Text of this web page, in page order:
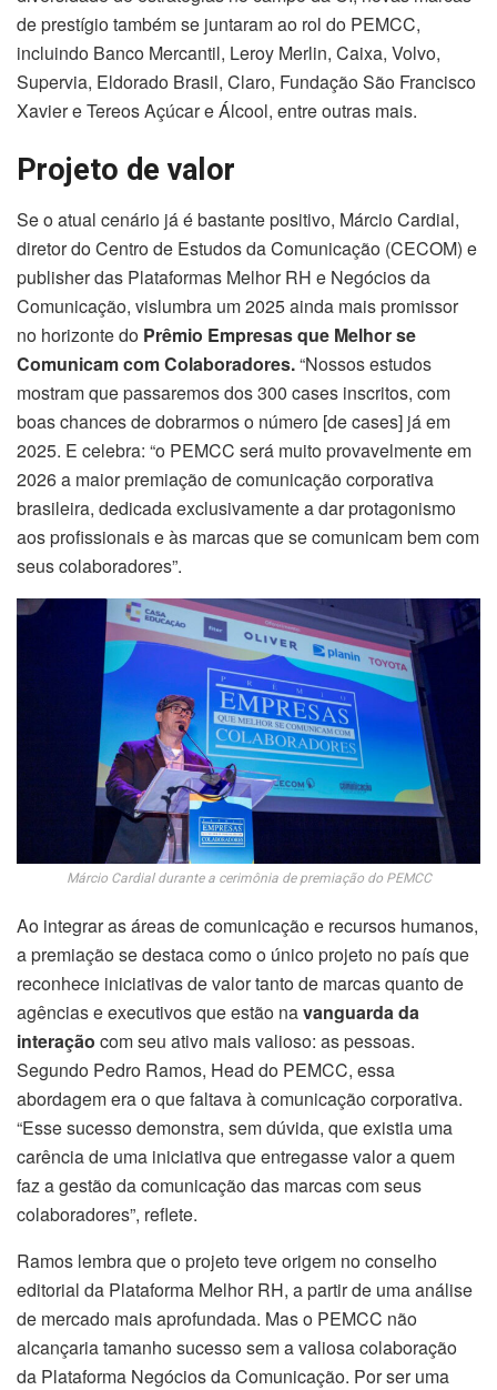
de prestígio também se juntaram ao rol do PEMCC,
incluindo Banco Mercantil, Leroy Merlin, Caixa, Volvo,
Supervia, Eldorado Brasil, Claro, Fundação São Francisco
Xavier e Tereos Açúcar e Álcool, entre outras mais.
Projeto de valor
Se o atual cenário já é bastante positivo, Márcio Cardial,
diretor do Centro de Estudos da Comunicação (CECOM) e
publisher das Plataformas Melhor RH e Negócios da
Comunicação, vislumbra um 2025 ainda mais promissor
no horizonte do Prêmio Empresas que Melhor se
Comunicam com Colaboradores.“Nossos estudos
mostram que passaremos dos 300 cases inscritos, com
boas chances de dobrarmos o número [de cases] já em
2025. E celebra: “o PEMCC será muito provavelmente em
2026 a maior premiação de comunicação corporativa
brasileira, dedicada exclusivamente a dar protagonismo
aos profissionais e às marcas que se comunicam bem com
seus colaboradores”.
Márcio Cardial durante a cerimônia de premiação do PEMCC
Ao integrar as áreas de comunicação e recursos humanos,
a premiação se destaca como o único projeto no país que
reconhece iniciativas de valor tanto de marcas quanto de
agências e executivos que estão navanguarda da
interação com seu ativo mais valioso: as pessoas.
Segundo Pedro Ramos, Head do PEMCC, essa
abordagem era o que faltava à comunicação corporativa.
“Esse sucesso demonstra, sem dúvida, que existia uma
carência de uma iniciativa que entregasse valor a quem
faz a gestão da comunicação das marcas com seus
colaboradores”, reflete.
Ramos lembra que o projeto teve origem no conselho
editorial da Plataforma Melhor RH, a partir de uma análise
de mercado mais aprofundada. Mas o PEMCC não
alcançaria tamanho sucesso sem a valiosa colaboração
da Plataforma Negócios da Comunicação. Por ser uma